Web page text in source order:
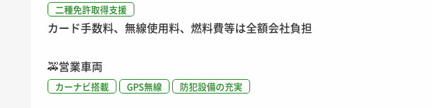
二種免許取得支援
カード手数料、無線使用料、燃料費等は全額会社負担
🚕営業車両
カーナビ搭載 GPS無線 防犯設備の充実